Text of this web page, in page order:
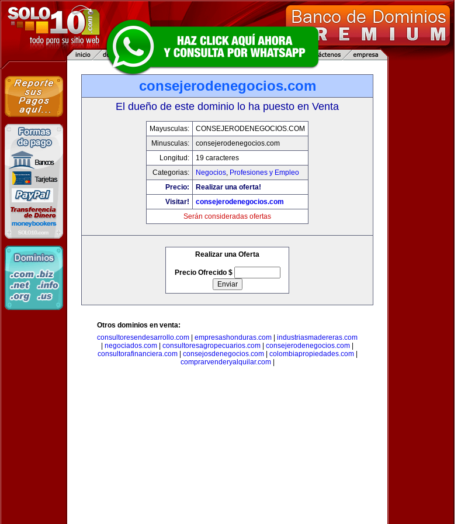
consejerodenegocios.com
El dueño de este dominio lo ha puesto en Venta
Mayusculas:
CONSEJERODENEGOCIOS.COM
Minusculas:
consejerodenegocios.com
Longitud:
19 caracteres
Categorias:
Negocios, Profesiones y Empleo
Precio:
Realizar una oferta!
Visitar!
consejerodenegocios.com
Serán consideradas ofertas
Realizar una Oferta
Precio Ofrecido $
Otros dominios en venta:
consultoresendesarrollo.com
empresashonduras.com
industriasmadereras.com
negociados.com consultoresagropecuarios.com consejerodenegocios.com
consultorafinanciera.com| consejosdenegocios.com| colombiapropiedades.com|
comprarvenderyalquilar.com|